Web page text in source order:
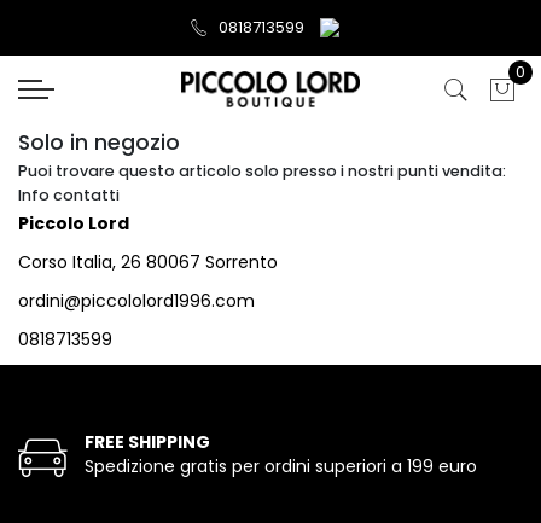
0818713599
0
Solo in negozio
Puoi trovare questo articolo solo presso i nostri punti vendita:
Info contatti
Piccolo Lord
Corso Italia, 26 80067 Sorrento
ordini@piccololord1996.com
0818713599
FREE SHIPPING
Spedizione gratis per ordini superiori a 199 euro